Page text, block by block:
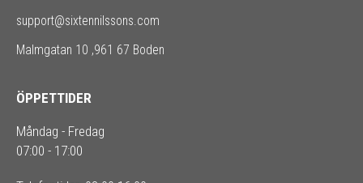
support@sixtennilssons.com
Malmgatan 10 ,961 67 Boden
ÖPPETTIDER
Måndag - Fredag
07:00 - 17:00